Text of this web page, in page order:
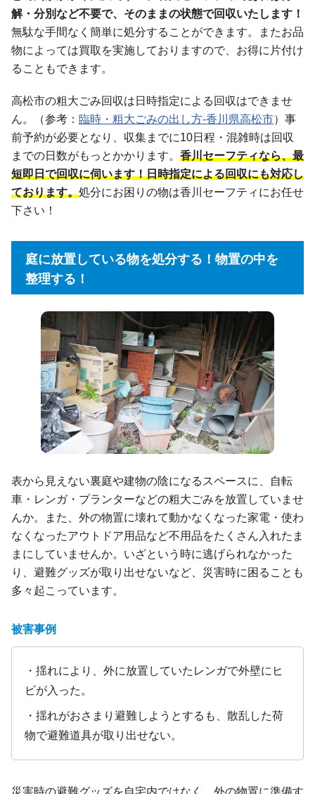
解・分別など不要で、そのままの状態で回収いたします！
無駄な手間なく簡単に処分することができます。またお品
物によっては買取を実施しておりますので、お得に片付け
ることもできます。
高松市の粗大ごみ回収は日時指定による回収はできませ
ん。（参考： 臨時・粗大ごみの出し方-香川県高松市）事
前予約が必要となり、収集までに10日程・混雑時は回収
までの日数がもっとかかります。 香川セーフティなら、最
短即日で回収に伺います！日時指定による回収にも対応し
ております。処分にお困りの物は香川セーフティにお任せ
下さい！
庭に放置している物を処分する！物置の中を
整理する！
表から見えない裏庭や建物の陰になるスペースに、自転
車・レンガ・プランターなどの粗大ごみを放置していませ
んか。また、外の物置に壊れて動かなくなった家電・使わ
なくなったアウトドア用品など不用品をたくさん入れたま
まにしていませんか。いざという時に逃げられなかった
り、避難グッズが取り出せないなど、災害時に困ることも
多々起こっています。
被害事例
・揺れにより、外に放置していたレンガで外壁にヒ
ビが入った。
・揺れがおさまり避難しようとするも、散乱した荷
物で避難道具が取り出せない。
災害時の避難グッズを自宅内ではなく、外の物置に準備す